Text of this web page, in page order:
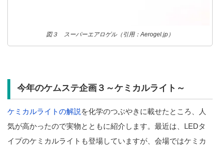
図３ スーパーエアロゲル（引用：Aerogel.jp）
今年のケムステ企画３～ケミカルライト～
ケミカルライトの解説 を化学のつぶやきに載せたところ、人
気が高かったので実物とともに紹介します。最近は、LEDタ
イプのケミカルライトも登場していますが、会場ではケミカ